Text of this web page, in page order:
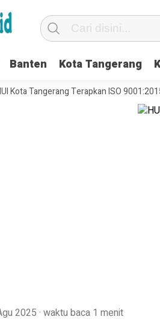
Banten Kota Tangerang
Terapkan ISO 9001:2015
2025 · waktu baca 1 menit